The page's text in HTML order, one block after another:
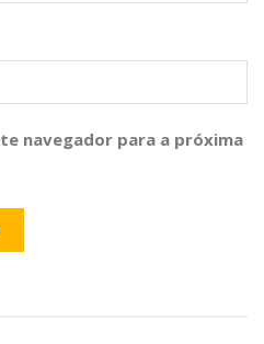
navegador para a próxima